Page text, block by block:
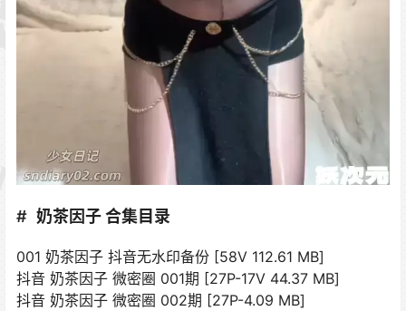
奶茶因子 合集目录
001 奶茶因子 抖音无水印备份 [58V 112.61 MB]
抖音 奶茶因子 微密圈 001期 [27P-17V 44.37 MB]
抖音 奶茶因子 微密圈 002期 [27P-4.09 MB]